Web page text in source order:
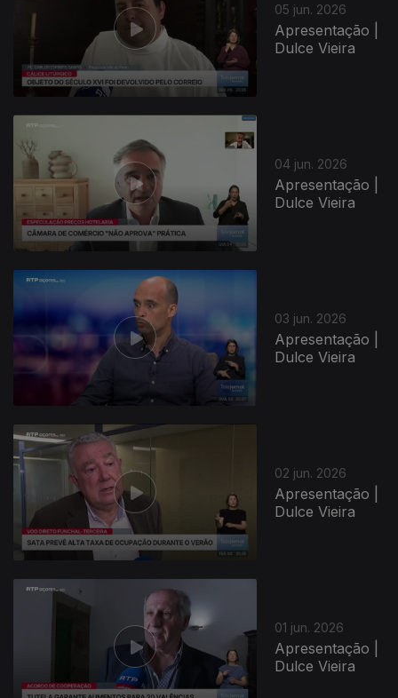
05 jun. 2026
Apresentação |
Dulce Vieira
04 jun. 2026
Apresentação |
Dulce Vieira
03 jun. 2026
Apresentação |
Dulce Vieira
02 jun. 2026
Apresentação |
Dulce Vieira
01 jun. 2026
Apresentação |
Dulce Vieira